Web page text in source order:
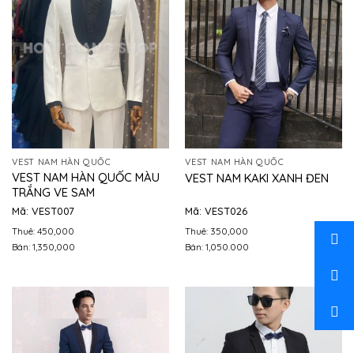
VEST NAM HÀN QUỐC
VEST NAM HÀN QUỐC MÀU
TRẮNG VE SAM
Mã: VEST007
Thuê: 450,000
Bán: 1,350,000
VEST NAM HÀN QUỐC
VEST NAM KAKI XANH ĐEN
Mã: VEST026
Thuê: 350,000
Bán: 1,050.000